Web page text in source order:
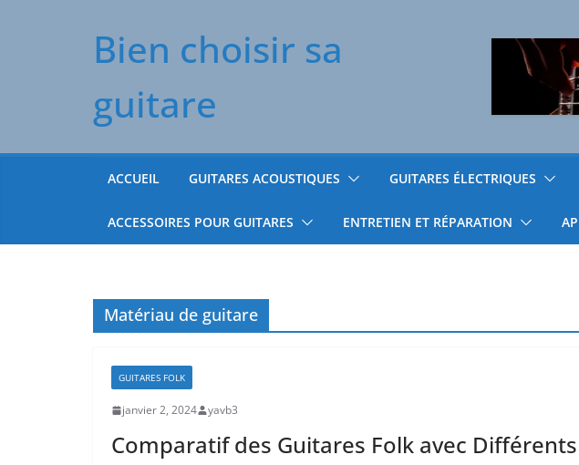
Bien choisir sa
guitare
ACCUEIL GUITARES ACOUSTIQUES GUITARES ÉLECTRIQUES
ACCESSOIRES POUR GUITARES ENTRETIEN ET RÉPARATION
Matériau de guitare
GUITARES FOLK
janvier 2, 2024 yavb3
Comparatif des Guitares Folk avec